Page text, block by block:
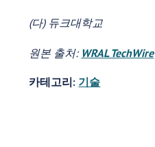
(다) 듀크대학교
원본 출처: WRAL TechWire
카테고리: 기술